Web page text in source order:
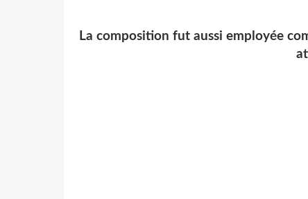
La composition fut aussi employée